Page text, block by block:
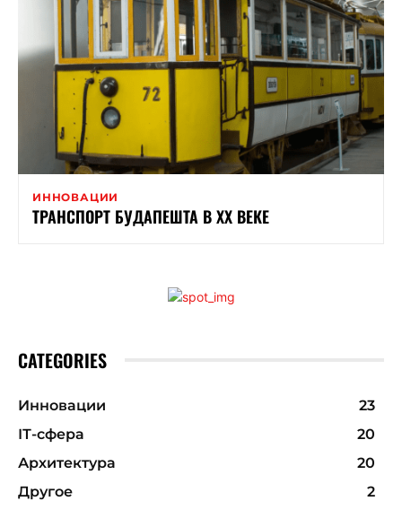
ИННОВАЦИИ
ТРАНСПОРТ БУДАПЕШТА В ХХ ВЕКЕ
CATEGORIES
Инновации
23
ІТ-сфера
20
Архитектура
20
Другое
2